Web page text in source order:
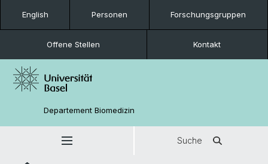
English Personen Forschungsgruppen
Offene Stellen Kontakt
Departement Biomedizin
Suche